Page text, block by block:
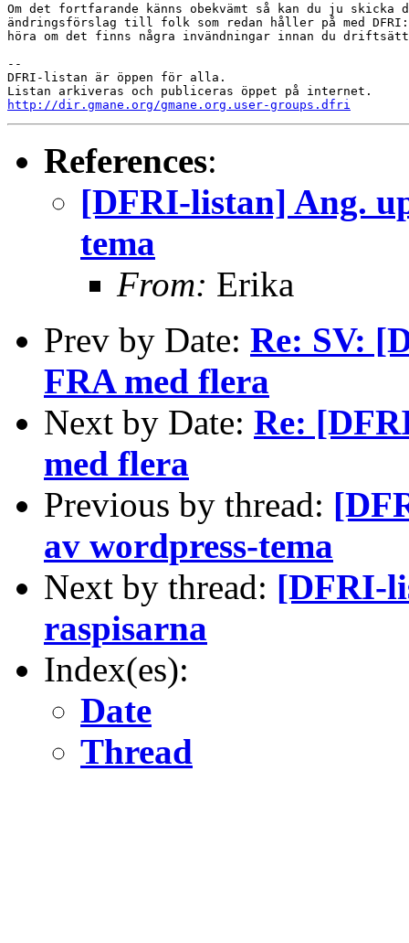
Om det fortfarande känns obekvämt så kan du ju skicka
ändringsförslag till folk som redan håller på med
höra om det finns några invändningar innan du
--
DFRI-listan är öppen för alla.
http://dir.gmane.org/gmane.org.user-groups.dfri
References:
[DFRI-listan] Ang.
tema
From: Erika
Prev by Date: Re: SV:
FRA med flera
Next by Date: Re:
med flera
Previous by thread:
av wordpress-tema
Next by thread: [DFRI-
raspisarna
Index(es):
Date
Thread